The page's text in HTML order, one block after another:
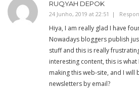
RUQYAH DEPOK
24 Junho, 2019 at 22:51
Hiya, I am really glad I have
Nowadays bloggers publish
stuff and this is really
interesting content, this is
making this web-site, and I will
newsletters by email?